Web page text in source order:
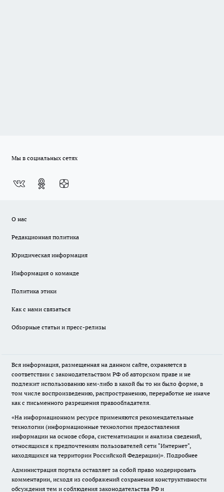
Мы в социальных сетях
О нас
Редакционная политика
Юридическая информация
Информация о команде
Политика этики
Как с нами связаться
Обзорные статьи и пресс-релизы
Вся информация, размещенная на данном сайте, охраняется в
соответствии с законодательством РФ об авторском праве и не
подлежит использованию кем-либо в какой бы то ни было форме, в
том числе воспроизведению, распространению, переработке не иначе
как с письменного разрешения правообладателя.
«На информационном ресурсе применяются рекомендательные
технологии (информационные технологии предоставления
информации на основе сбора, систематизации и анализа сведений,
относящихся к предпочтениям пользователей сети "Интернет",
находящихся на территории Российской Федерации)». Подробнее
Администрация портала оставляет за собой право модерировать
комментарии, исходя из соображений сохранения конструктивности
обсуждения тем и соблюдения законодательства РФ и